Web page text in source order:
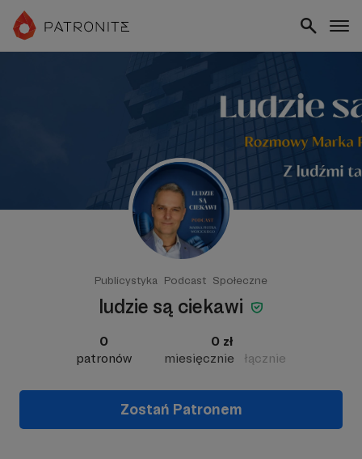
Publicystyka Podcast Społeczne
ludzie są ciekawi
0
patronów
0 zł
miesięcznie
łącznie
Zostań Patronem